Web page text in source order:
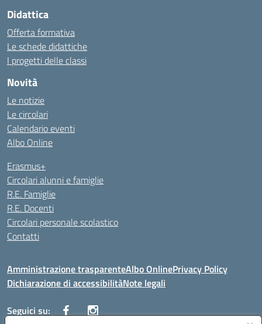
Didattica
Offerta formativa
Le schede didattiche
I progetti delle classi
Novità
Le notizie
Le circolari
Calendario eventi
Albo Online
Erasmus+
Circolari alunni e famiglie
R.E. Famiglie
R.E. Docenti
Circolari personale scolastico
Contatti
Amministrazione trasparenteAlbo OnlinePrivacy Policy
Dichiarazione di accessibilitàNote legali
Seguici su: